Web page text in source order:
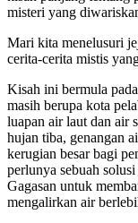
misteri yang
Mari kita menelusuri
cerita-cerita mistis
Kisah ini bermula
masih berupa kota
luapan air laut dan air
hujan tiba, genangan
kerugian besar bagi
perlunya sebuah
Gagasan untuk
mengalirkan air